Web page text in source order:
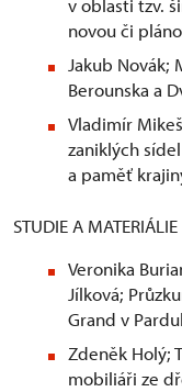
v oblasti tzv.
novou či
Jakub Novák;
Berounska a
Vladimír
zaniklých
a paměť
STUDIE A MATERIÁLIE
Veronika
Jílková;
Grand v
Zdeněk Holý;
mobiliáři ze